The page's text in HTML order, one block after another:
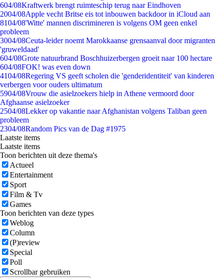
604/08Kraftwerk brengt ruimteschip terug naar Eindhoven
2004/08Apple vecht Britse eis tot inbouwen backdoor in iCloud aan
8104/08'Witte' mannen discrimineren is volgens OM geen enkel
probleem
3004/08Ceuta-leider noemt Marokkaanse grensaanval door migranten
'gruweldaad'
604/08Grote natuurbrand Boschhuizerbergen groeit naar 100 hectare
604/08FOK! was even down
4104/08Regering VS geeft scholen die 'genderidentiteit' van kinderen
verbergen voor ouders ultimatum
5904/08Vrouw die asielzoekers hielp in Athene vermoord door
Afghaanse asielzoeker
2504/08Lekker op vakantie naar Afghanistan volgens Taliban geen
probleem
2304/08Random Pics van de Dag #1975
Laatste items
Laatste items
Toon berichten uit deze thema's
Actueel
Entertainment
Sport
Film & Tv
Games
Toon berichten van deze types
Weblog
Column
(P)review
Special
Poll
Scrollbar gebruiken